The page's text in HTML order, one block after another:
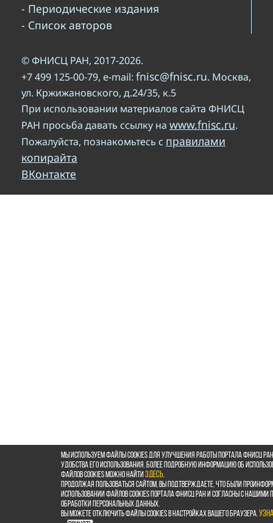
- Периодические издания
- Список авторов
© ФНИСЦ РАН, 2017-2026.
+7 499 125-00-79, e-mail: fnisc@fnisc.ru. Москва,
ул. Кржижановского, д.24/35, к.5
При использовании материалов сайта ФНИСЦ
РАН просьба давать ссылку на www.fnisc.ru.
Пожалуйста, познакомьтесь с правилами
копирайта
ВКонтакте
Мы используем файлы cookies для улучшения работы портала ФНИСЦ
удобства его использования. Более подробную информацию об
файлов cookies можно найтиздесь.
Продолжая пользоваться сайтом, Вы подтверждаете, что были
использовании файлов cookies портала ФНИСЦ РАН и согласны с нашими
обработки персональных данных.
Вы можете отключить файлы cookies в настройках Вашего браузера.